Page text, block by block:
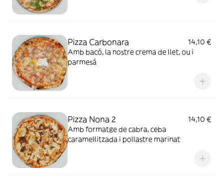
Pizza Carbonara
14,10 €
Amb bacó, la nostre crema de llet, ou i
parmesá
Pizza Nona 2
14,10 €
Amb formatge de cabra, ceba
caramel.litzada i pollastre marinat